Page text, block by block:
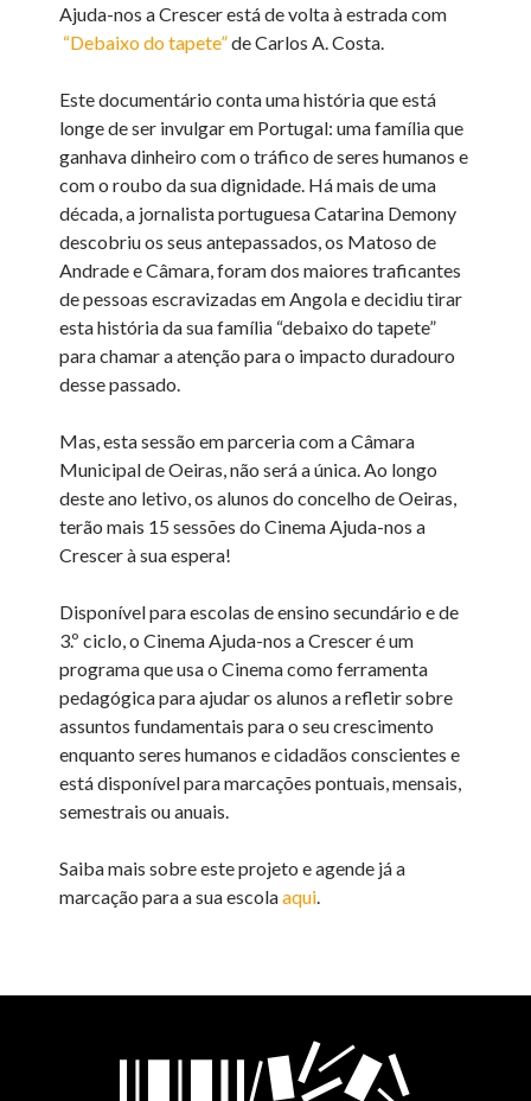
Ajuda-nos a Crescer está de volta à estrada com
“Debaixo do tapete”de Carlos A. Costa.
Este documentário conta uma história que está
longe de ser invulgar em Portugal: uma família que
ganhava dinheiro com o tráfico de seres humanos e
com o roubo da sua dignidade. Há mais de uma
década, a jornalista portuguesa Catarina Demony
descobriu os seus antepassados, os Matoso de
Andrade e Câmara, foram dos maiores traficantes
de pessoas escravizadas em Angola e decidiu tirar
esta história da sua família “debaixo do tapete”
para chamar a atenção para o impacto duradouro
desse passado.
Mas, esta sessão em parceria com a Câmara
Municipal de Oeiras, não será a única. Ao longo
deste ano letivo, os alunos do concelho de Oeiras,
terão mais 15 sessões do Cinema Ajuda-nos a
Crescer à sua espera!
Disponível para escolas de ensino secundário e de
3.º ciclo, o Cinema Ajuda-nos a Crescer é um
programa que usa o Cinema como ferramenta
pedagógica para ajudar os alunos a refletir sobre
assuntos fundamentais para o seu crescimento
enquanto seres humanos e cidadãos conscientes e
está disponível para marcações pontuais, mensais,
semestrais ou anuais.
Saiba mais sobre este projeto e agende já a
marcação para a sua escolaaqui.